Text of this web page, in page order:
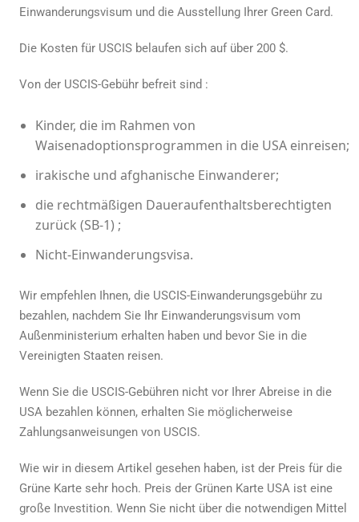
Einwanderungsvisum und die Ausstellung Ihrer Green Card.
Die Kosten für USCIS belaufen sich auf über 200 $.
Von der USCIS-Gebühr befreit sind :
Kinder, die im Rahmen von
Waisenadoptionsprogrammen in die USA einreisen;
irakische und afghanische Einwanderer;
die rechtmäßigen Daueraufenthaltsberechtigten
zurück (SB-1) ;
Nicht-Einwanderungsvisa.
Wir empfehlen Ihnen, die USCIS-Einwanderungsgebühr zu
bezahlen, nachdem Sie Ihr Einwanderungsvisum vom
Außenministerium erhalten haben und bevor Sie in die
Vereinigten Staaten reisen.
Wenn Sie die USCIS-Gebühren nicht vor Ihrer Abreise in die
USA bezahlen können, erhalten Sie möglicherweise
Zahlungsanweisungen von USCIS.
Wie wir in diesem Artikel gesehen haben, ist der Preis für die
Grüne Karte sehr hoch. Preis der Grünen Karte USA ist eine
große Investition. Wenn Sie nicht über die notwendigen Mittel